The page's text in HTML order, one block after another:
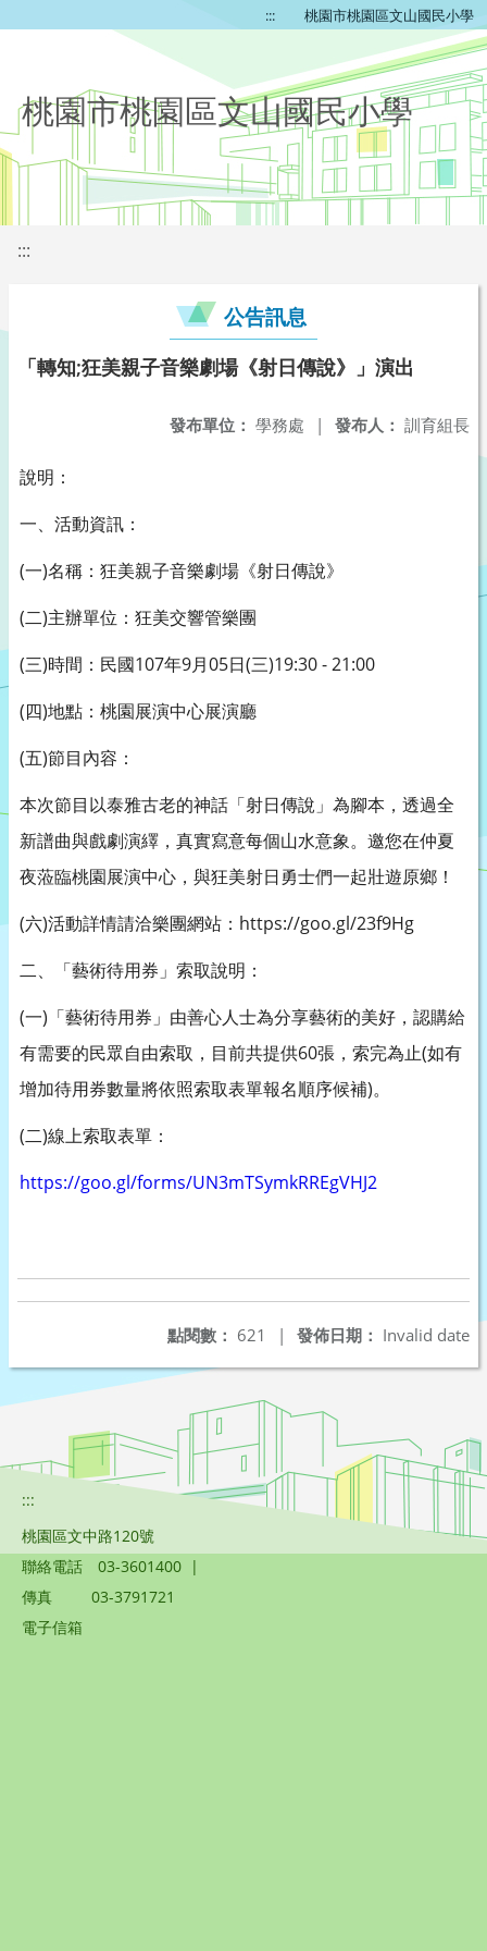
::: 桃園市桃園區文山國民小學
桃園市桃園區文山國民小學
:::
公告訊息
「轉知;狂美親子音樂劇場《射日傳說》」演出
發布人： 訓育組長
發布單位： 學務處 |
說明：
一、活動資訊：
(一)名稱：狂美親子音樂劇場《射日傳說》
(二)主辦單位：狂美交響管樂團
(三)時間：民國 107年9月 05日 (三)19:30 - 21:00
( 四)地點：桃園展演中心展演廳
(五)節目內容：
本次節目以泰雅古老的神話「射日傳說」為腳本，透過全
新譜曲與戲劇演繹，真實寫意每個山水意象。邀您在仲夏
夜蒞臨桃園展演中心，與狂美射日勇士們一起壯遊原鄉！
(六)活動詳情請洽樂團網站： https://goo.gl/23f9Hg
二、「藝術待用券」索取說明：
(一) 「藝術待用券」由善心人士為分享藝術的美好，認購給
有需要的民眾自由索取，目前共提供60張，索完為止(如有
增加待用券數量將依照索取表單報名順序候補)。
(二)線上索取表單：
https://goo.gl/forms/UN3mTSymkRREgVHJ2
發佈日期： Invalid date
點閱數： 621 |
:::
桃園區文中路120號
聯絡電話
03-3601400 |
傳真
03-3791721
電子信箱